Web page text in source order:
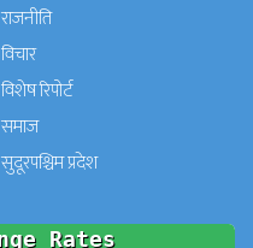
राजनीति
विचार
विशेष रिपोर्ट
समाज
सुदूरपश्चिम प्रदेश